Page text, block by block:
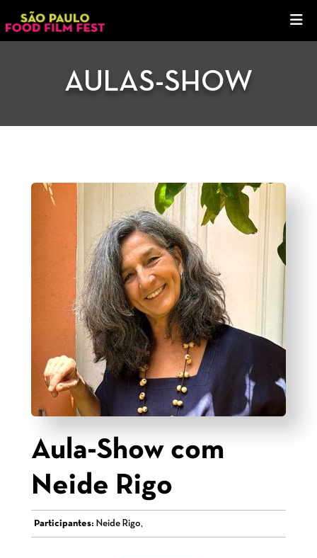
AULAS-SHOW
Aula-Show com
Neide Rigo
Participantes: Neide Rigo,